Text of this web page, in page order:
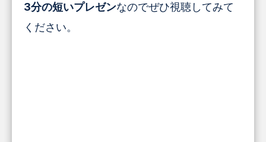
3分の短いプレゼンなのでぜひ視聴してみて
ください。